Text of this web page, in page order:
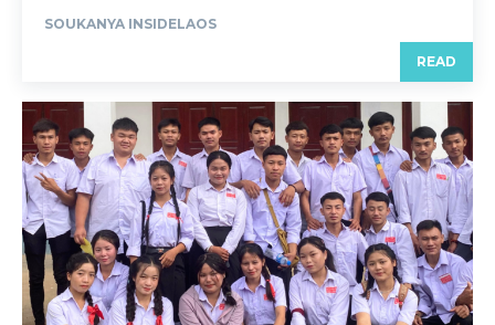
SOUKANYA INSIDELAOS
READ